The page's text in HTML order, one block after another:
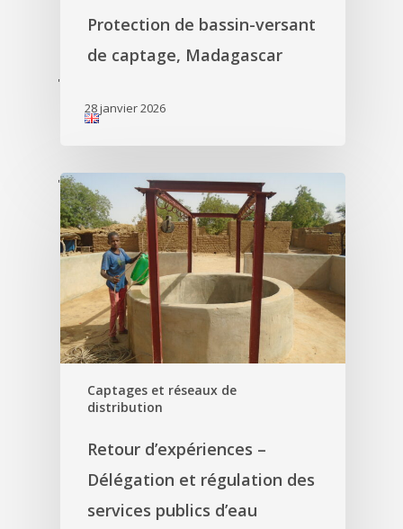
'
Protection de bassin-versant
de captage, Madagascar
28 janvier 2026
'
Captages et réseaux de
distribution
Retour d’expériences –
Délégation et régulation des
services publics d’eau